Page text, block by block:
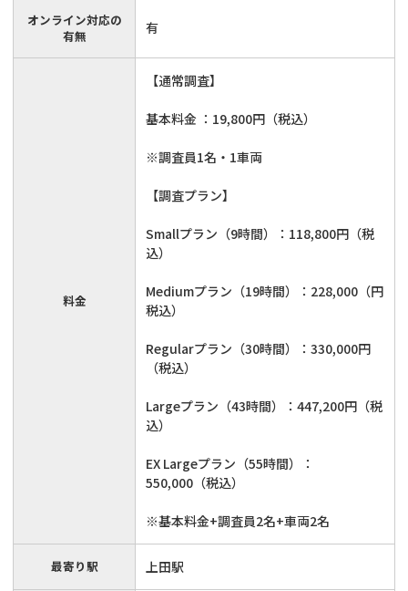
オンライン対応の
有無
有
料金
【通常調査】
基本料金 ：19,800円（税込）
※調査員1名・1車両
【調査プラン】
Smallプラン（9時間）：118,800円（税
込）
Mediumプラン（19時間）：228,000（円
税込）
Regularプラン（30時間）：330,000円
（税込）
Largeプラン（43時間）：447,200円（税
込）
EX Largeプラン（55時間）：
550,000（税込）
※基本料金+調査員2名+車両2名
最寄り駅 上田駅